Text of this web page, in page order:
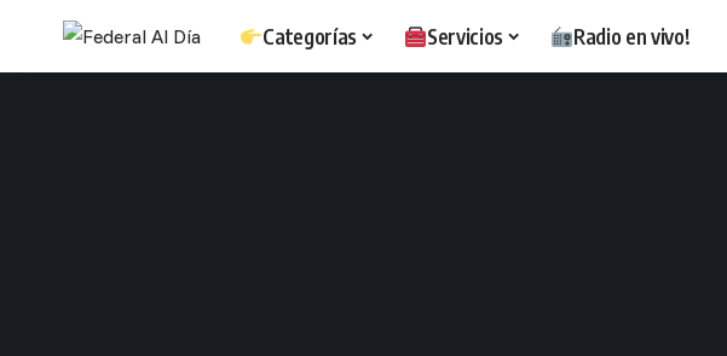
Categorías Servicios Radio en vivo!